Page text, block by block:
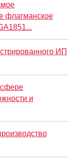
флагманское
ИП
и